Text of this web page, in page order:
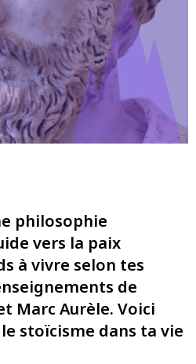
philosophie
vers la paix
à vivre selon tes
de
Marc Aurèle. Voici
stoïcisme dans ta vie